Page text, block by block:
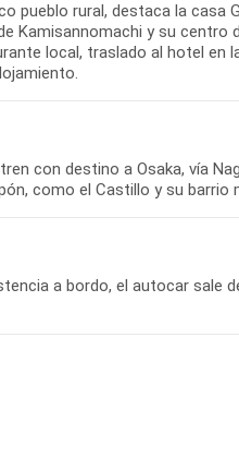
pueblo rural, destaca la casa
Kamisannomachi y su centro
local, traslado al hotel en
con destino a Osaka, vía
como el Castillo y su
a bordo, el autocar sale